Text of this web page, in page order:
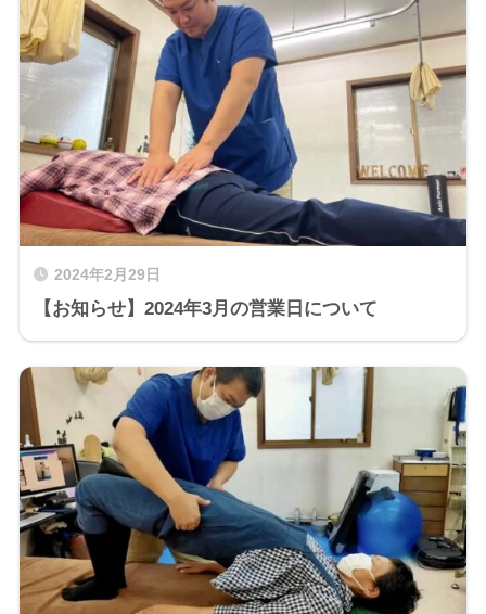
2024年2月29日
【お知らせ】2024年3月の営業日について